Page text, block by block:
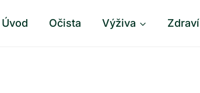
Úvod Očista Výživa Zdraví